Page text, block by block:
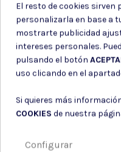
Tamaño
El resto de cookies
personalizarla en base a
mostrarte publicidad
intereses personales.
pulsando el botón
uso clicando en el
Si quieres más
COOKIES de nuestra
Configurar